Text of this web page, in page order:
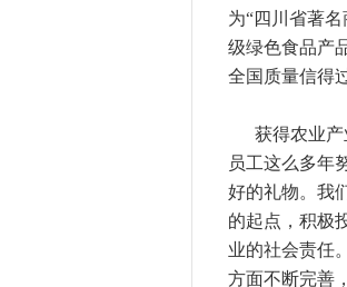
为“四川省著
级绿色食品产
全国质量信得
获得农业
员工这么多年
好的礼物。我
的起点，积极
业的社会责任
方面不断完善